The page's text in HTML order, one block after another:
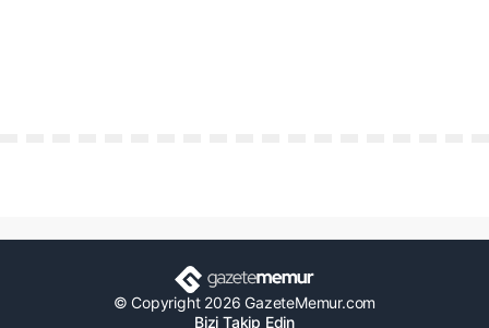
© Copyright 2026 GazeteMemur.com
Bizi Takip Edin